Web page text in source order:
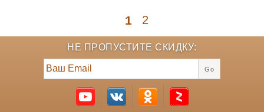
1 2
НЕ ПРОПУСТИТЕ СКИДКУ:
Go